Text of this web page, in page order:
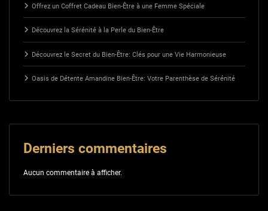
Offrez un Coffret Cadeau Bien-Être à une Femme Spéciale
Découvrez la Sérénité à la Perle du Bien-Être
Découvrez le Secret du Bien-Être: Clés pour une Vie Harmonieuse
Oasis de Détente Amandine Bien-Être: Votre Parenthèse de Sérénité
Derniers commentaires
Aucun commentaire à afficher.